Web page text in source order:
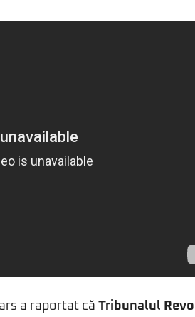
a raportat că Tribunalul